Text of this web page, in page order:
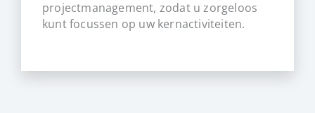
projectmanagement, zodat u zorgeloos
kunt focussen op uw kernactiviteiten.